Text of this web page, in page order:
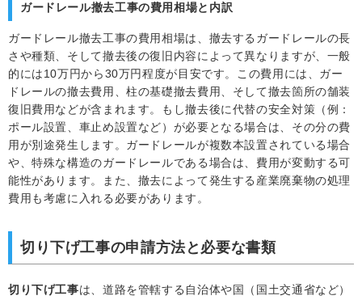
ガードレール撤去工事の費用相場と内訳
ガードレール撤去工事の費用相場は、撤去するガードレールの長
さや種類、そして撤去後の復旧内容によって異なりますが、一般
的には10万円から30万円程度が目安です。この費用には、ガー
ドレールの撤去費用、柱の基礎撤去費用、そして撤去箇所の舗装
復旧費用などが含まれます。もし撤去後に代替の安全対策（例：
ポール設置、車止め設置など）が必要となる場合は、その分の費
用が別途発生します。ガードレールが複数本設置されている場合
や、特殊な構造のガードレールである場合は、費用が変動する可
能性があります。また、撤去によって発生する産業廃棄物の処理
費用も考慮に入れる必要があります。
切り下げ工事の申請方法と必要な書類
切り下げ工事は、道路を管轄する自治体や国（国土交通省など）